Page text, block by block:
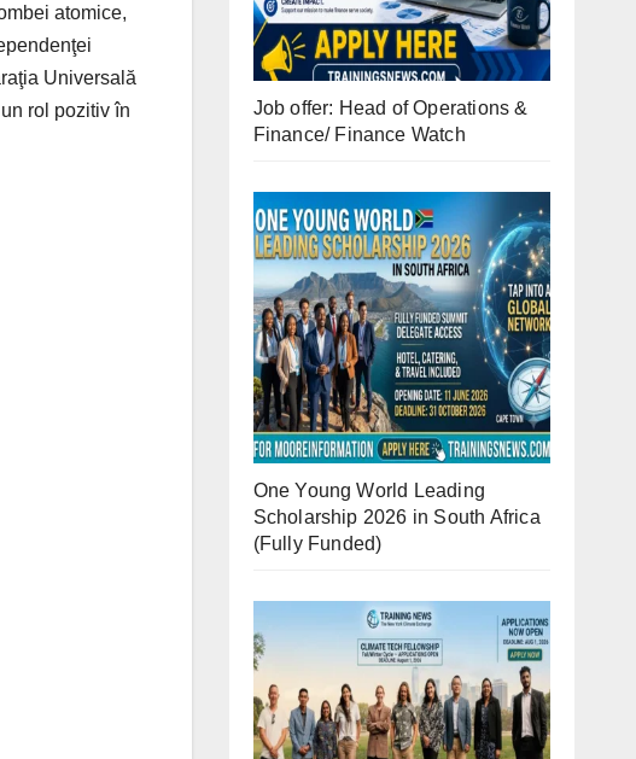
atomice,
Universală
rol pozitiv în
Job offer: Head of Operations &
Finance/ Finance Watch
One Young World Leading
Scholarship 2026 in South Africa
(Fully Funded)